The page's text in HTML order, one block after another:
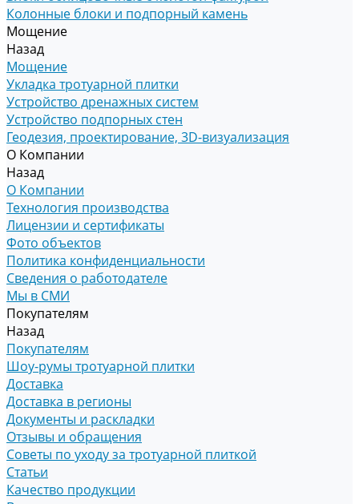
Колонные блоки и подпорный камень
Мощение
Назад
Мощение
Укладка тротуарной плитки
Устройство дренажных систем
Устройство подпорных стен
Геодезия, проектирование, 3D-визуализация
О Компании
Назад
О Компании
Технология производства
Лицензии и сертификаты
Фото объектов
Политика конфиденциальности
Сведения о работодателе
Мы в СМИ
Покупателям
Назад
Покупателям
Шоу-румы тротуарной плитки
Доставка
Доставка в регионы
Документы и раскладки
Отзывы и обращения
Советы по уходу за тротуарной плиткой
Статьи
Качество продукции